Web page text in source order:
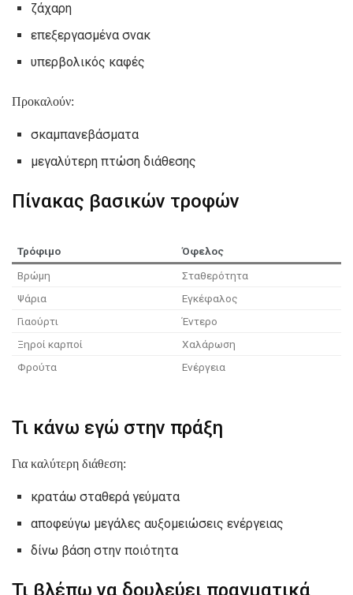
ζάχαρη
επεξεργασμένα σνακ
υπερβολικός καφές
Προκαλούν:
σκαμπανεβάσματα
μεγαλύτερη πτώση διάθεσης
Πίνακας βασικών τροφών
Τρόφιμο
Όφελος
Βρώμη
Σταθερότητα
Ψάρια
Εγκέφαλος
Γιαούρτι
Έντερο
Ξηροί καρποί
Χαλάρωση
Φρούτα
Ενέργεια
Τι κάνω εγώ στην πράξη
Για καλύτερη διάθεση:
κρατάω σταθερά γεύματα
αποφεύγω μεγάλες αυξομειώσεις ενέργειας
δίνω βάση στην ποιότητα
Τι βλέπω να δουλεύει πραγματικά